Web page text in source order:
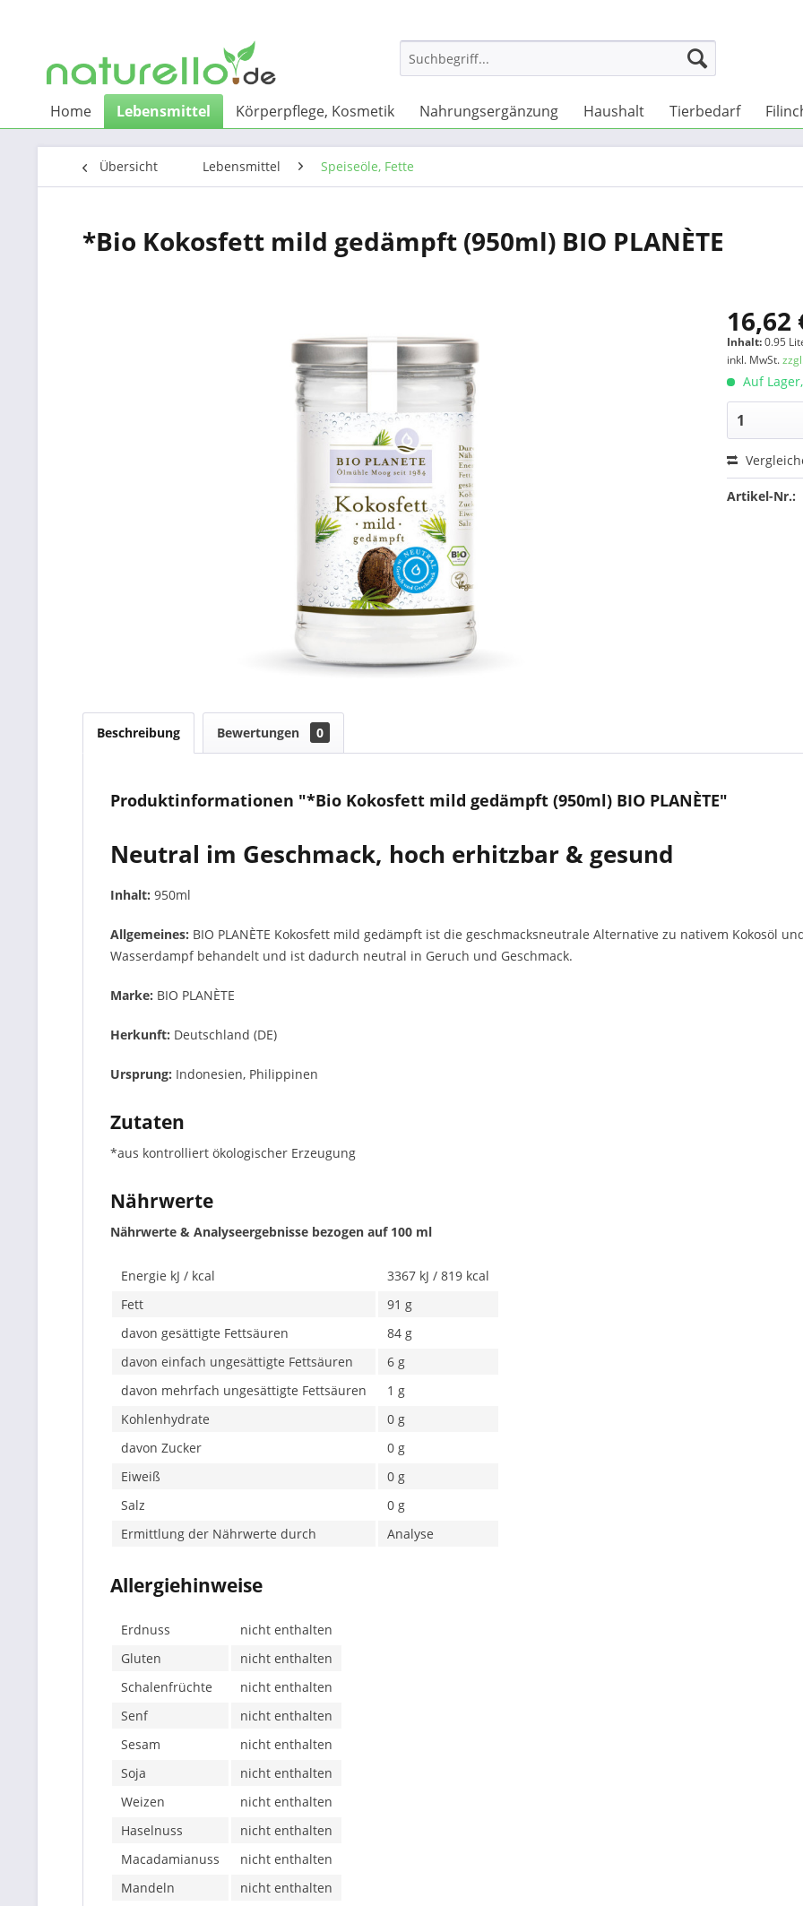
Home Lebensmittel Körperpflege, Kosmetik Nahrungsergänzung Haushalt Tierbedarf
Übersicht Lebensmittel Speiseöle, Fette
*Bio Kokosfett mild gedämpft (950ml) BIO PLANÈTE
16,62
Inhalt:0.95
inkl. MwSt.
Auf
Artikel-Nr.:
Beschreibung Bewertungen 0
Produktinformationen "*Bio Kokosfett mild gedämpft (950ml) BIO PLANÈTE"
Neutral im Geschmack, hoch erhitzbar & gesund
Inhalt: 950ml
Allgemeines: BIO PLANÈTE Kokosfett mild gedämpft ist die geschmacksneutrale Alternative zu nativem Kokosöl
Wasserdampf behandelt und ist dadurch neutral in Geruch und Geschmack.
Marke: BIO PLANÈTE
Herkunft: Deutschland (DE)
Ursprung: Indonesien, Philippinen
Zutaten
*aus kontrolliert ökologischer Erzeugung
Nährwerte
Nährwerte & Analyseergebnisse bezogen auf 100 ml
Energie kJ / kcal
3367 kJ / 819 kcal
Fett
91 g
davon gesättigte Fettsäuren
84 g
davon einfach ungesättigte Fettsäuren
6 g
davon mehrfach ungesättigte Fettsäuren
1 g
Kohlenhydrate
0 g
davon Zucker
0 g
Eiweiß
0 g
Salz
0 g
Ermittlung der Nährwerte durch
Analyse
Allergiehinweise
Erdnuss
nicht enthalten
Gluten
nicht enthalten
Schalenfrüchte
nicht enthalten
Senf
nicht enthalten
Sesam
nicht enthalten
Soja
nicht enthalten
Weizen
nicht enthalten
Haselnuss
nicht enthalten
Macadamianuss
nicht enthalten
Mandeln
nicht enthalten